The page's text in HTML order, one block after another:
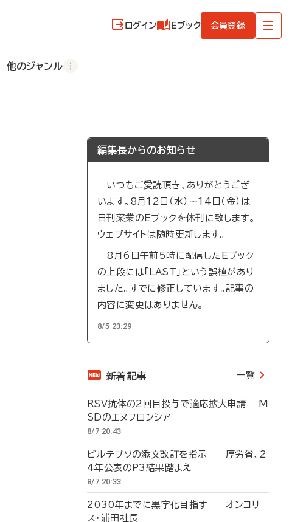
ログイン Eブック 会員登録
他のジャンル
編集長からのお知らせ
いつもご愛読頂き、ありがとうござ
います。8月12日（水）～14日（金）は
日刊薬業のEブックを休刊に致します。
ウェブサイトは随時更新します。
8月6日午前5時に配信したEブック
の上段には「LAST」という誤植があり
ました。すでに修正しています。記事の
内容に変更はありません。
8/5 23:29
新着記事 一覧
RSV抗体の2回目投与で適応拡大申請 M
SDのエヌフロンシア
8/7 20:43
ビルテプソの添文改訂を指示 厚労省、2
4年公表のP3結果踏まえ
8/7 20:33
2030年までに黒字化目指す オンコリ
ス・浦田社長